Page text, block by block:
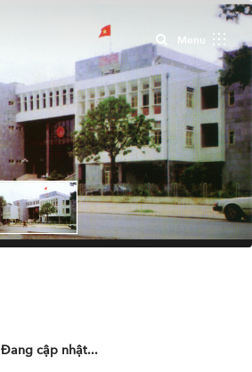
MenuClose
Đang cập nhật...